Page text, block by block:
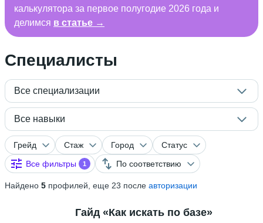
калькулятора за первое полугодие 2026 года и
делимся в статье →
Специалисты
Все специализации
Все навыки
Грейд Стаж Город
Статус
Все фильтры
1 По соответствию
Найдено 5 профилей, еще 23 после авторизации
Гайд «Как искать по базе»